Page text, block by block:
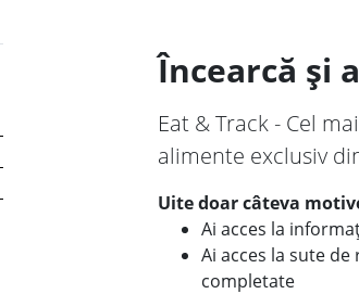
Încearcă și
Eat & Track - Cel
alimente exclusiv
Uite doar câteva
Ai acces la
Ai acces la sute
completate